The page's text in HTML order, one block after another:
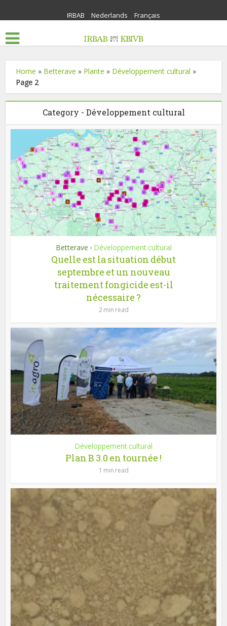
IRBAB Nederlands Français
Home » Betterave » Plante » Développement cultural »
Page 2
Category - Développement cultural
Betterave • Développement cultural
Quelle est la situation début
septembre et un nouveau
traitement fongicide est-il
nécessaire ?
2 min read
Développement cultural
Plan B 3.0 en tournée !
1 min read